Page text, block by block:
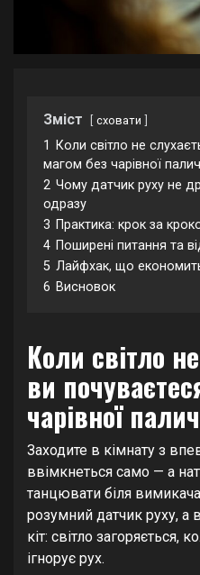
Зміст сховати
1
Коли світло не
магом без чарівної
2 Чому датчик руху не
одразу
3 Практика: крок за
4 Поширені питання та
5 Лайфхак, що
6 Висновок
Коли світло
ви
чарівної
Заходите в кімнату з
ввімкнеться само — а
танцювати біля
розумний датчик руху, а
кіт: світло загоряється,
ігнорує рух.